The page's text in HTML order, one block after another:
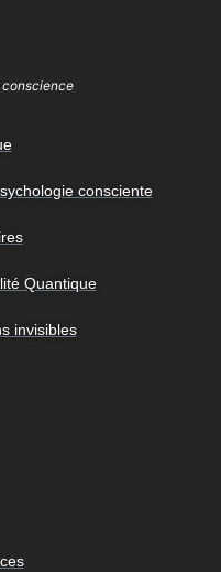
conscience
consciente
Quantique
invisibles